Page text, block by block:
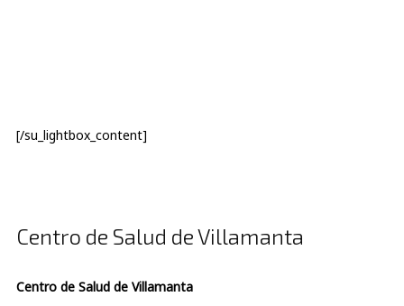
[/su_lightbox_content]
Centro de Salud de Villamanta
Centro de Salud de Villamanta